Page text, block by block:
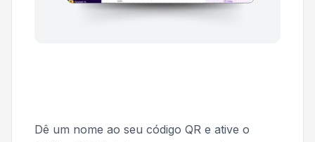
Dê um nome ao seu código QR e ative o